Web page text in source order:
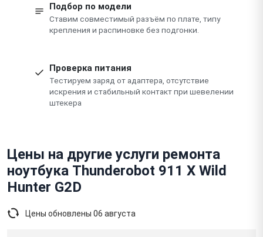
Подбор по модели
Ставим совместимый разъём по плате, типу
крепления и распиновке без подгонки.
Проверка питания
Тестируем заряд от адаптера, отсутствие
искрения и стабильный контакт при шевелении
штекера
Цены на другие услуги ремонта
ноутбука Thunderobot 911 X Wild
Hunter G2D
Цены обновлены 06 августа